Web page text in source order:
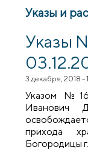
Указы и
Указы
3 декабря, 2018 -
Указом №16
Иванович
прихода
Богородицы